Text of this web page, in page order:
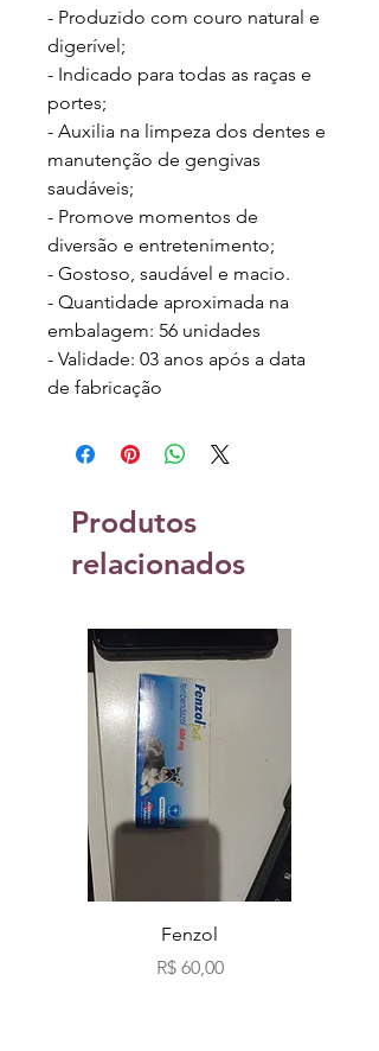
- Produzido com couro natural e
digerível;
- Indicado para todas as raças e
portes;
- Auxilia na limpeza dos dentes e
manutenção de gengivas
saudáveis;
- Promove momentos de
diversão e entretenimento;
- Gostoso, saudável e macio.
- Quantidade aproximada na
embalagem: 56 unidades
- Validade: 03 anos após a data
de fabricação
Produtos
relacionados
Fenzol
Preço
R$ 60,00